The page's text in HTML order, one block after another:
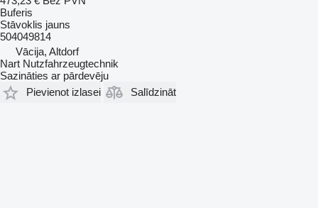
Buferis
Stāvoklis jauns
504049814
Vācija, Altdorf
Nart Nutzfahrzeugtechnik
Sazināties ar pārdevēju
Pievienot izlasei
Salīdzināt